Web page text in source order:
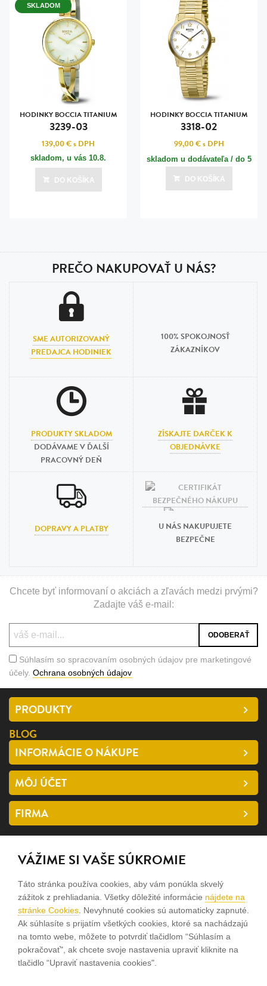
SKLADOM
HODINKY BOCCIA TITANIUM
3239-03
139,00 €s DPH
skladom, u vás 10.8.
DO KOŠÍKA
HODINKY BOCCIA TITANIUM
3318-02
99,00 €s DPH
skladom u dodávateľa / do 5
Posledná aktualizácia dnes o 20:00
DO KOŠÍKA
PREČO NAKUPOVAŤ U NÁS?
SME AUTORIZOVANÝ
PREDAJCA HODINIEK
100% SPOKOJNOSŤ
ZÁKAZNÍKOV
PRODUKTY SKLADOM
DODÁVAME V ĎALŠÍ
PRACOVNÝ DEŇ
ZÍSKAJTE DARČEK K
OBJEDNÁVKE
DOPRAVY A PLATBY
U NÁS NAKUPUJETE
BEZPEČNE
Chcete byť informovaní o akciách a zľavách medzi prvými?
Zadajte váš e-mail:
Súhlasím so spracovaním osobných údajov pre marketingové
účely. Ochrana osobných údajov
PRODUKTY
BLOG
INFORMÁCIE O NÁKUPE
MÔJ ÚČET
FIRMA
SLEDUJTE NÁS
facebook
instagram
Sme rodinná firma a zameriavame sa na predaj hodiniek a
šperkov od roku 1994.
Pozrite sa na naše ďaľšie web stránky.
VÁŽIME SI VAŠE SÚKROMIE
Táto stránka používa cookies, aby vám ponúkla skvelý
zážitok z prehliadania. Všetky dôležité informácie nájdete na
stránke Cookies . Nevyhnuté cookies sú automaticky zapnuté.
Ak súhlasíte s prijatím všetkých cookies, ktoré sa nachádzajú
na tomto webe, môžete to potvrdiť tlačidlom “Súhlasím a
pokračovať", ak chcete svoje nastavenia upraviť kliknite na
tlačidlo “Upraviť nastavenia cookies".